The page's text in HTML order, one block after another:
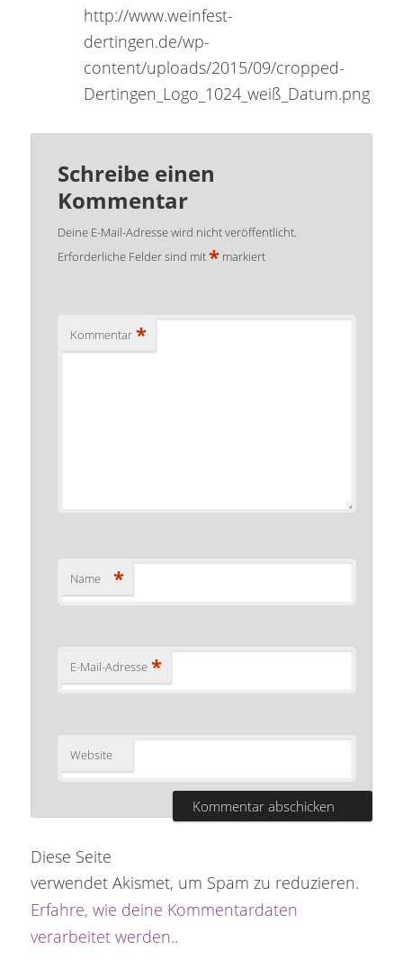
http://www.weinfest-
dertingen.de/wp-
content/uploads/2015/09/cropped-
Dertingen_Logo_1024_weiß_Datum.png
Schreibe einen
Kommentar
Deine E-Mail-Adresse wird nicht veröffentlicht.
Erforderliche Felder sind mit* markiert
Kommentar *
Name *
E-Mail-Adresse *
Website
Diese Seite
verwendet Akismet, um Spam zu reduzieren.
Erfahre, wie deine Kommentardaten
verarbeitet werden..